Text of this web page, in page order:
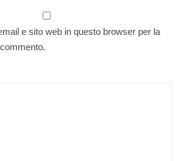
e sito web in questo browser per la